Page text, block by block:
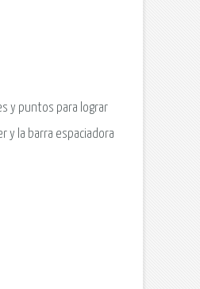
y puntos para lograr
y la barra espaciadora